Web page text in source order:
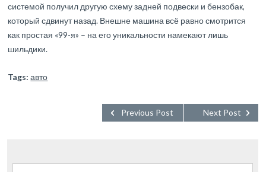
системой получил другую схему задней подвески и бензобак,
который сдвинут назад. Внешне машина всё равно смотрится
как простая «99-я» – на его уникальности намекают лишь
шильдики.
Tags: авто
Next Post
Previous Post
Найти: